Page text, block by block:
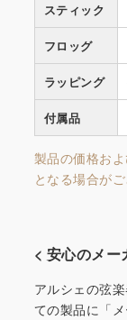
スティック
フロッグ
ラッピング
付属品
製品の価格お
となる場合がご
< 安心のメー
アルシェの弦
ての製品に「